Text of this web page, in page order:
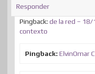
Responder
Pingback: de la red – 18/
contexto
Pingback: ElvinOmar